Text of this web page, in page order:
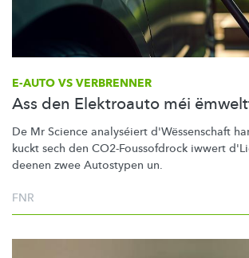
E-AUTO VS VERBRENNER
Ass den Elektroauto méi
De Mr Science analyséiert d'Wëssenschaft
kuckt sech den CO2-Foussofdrock iwwert
deenen zwee Autostypen un.
FNR